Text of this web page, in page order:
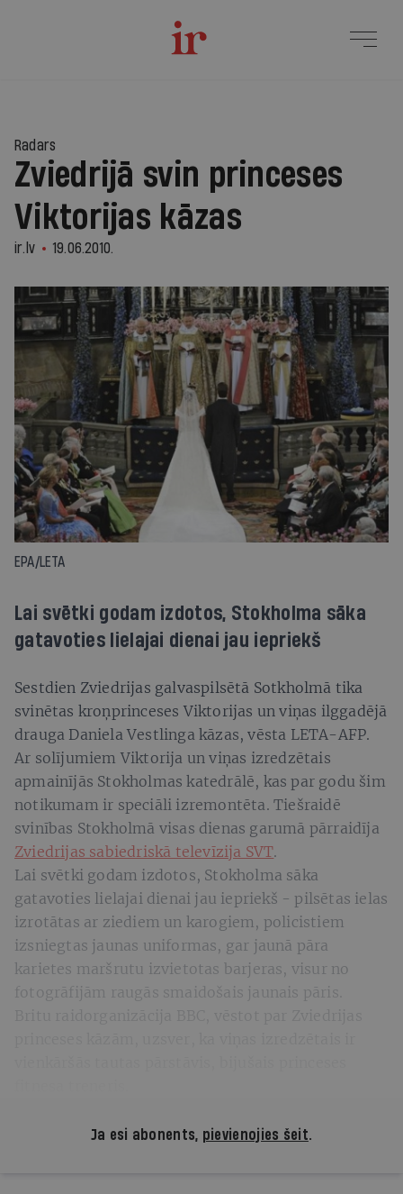
Radars
Zviedrijā svin princeses
Viktorijas kāzas
ir.lv 19.06.2010.
EPA/LETA
Lai svētki godam izdotos, Stokholma sāka
gatavoties lielajai dienai jau iepriekš
Sestdien Zviedrijas galvaspilsētā Sotkholmā tika
svinētas kroņprinceses Viktorijas un viņas ilggadējā
drauga Daniela Vestlinga kāzas, vēsta LETA-AFP.
Ar solījumiem Viktorija un viņas izredzētais
apmainījās Stokholmas katedrālē, kas par godu šim
notikumam ir speciāli izremontēta. Tiešraidē
svinības Stokholmā visas dienas garumā pārraidīja
Zviedrijas sabiedriskā televīzija SVT.
Lai svētki godam izdotos, Stokholma sāka
gatavoties lielajai dienai jau iepriekš - pilsētas ielas
izrotātas ar ziediem un karogiem, policistiem
izsniegtas jaunas uniformas, gar jaunā pāra
karietes maršrutu izvietotas barjeras, visur no
fotogrāfijām raugās smaidošais jaunais pāris.
Ja esi abonents, pievienojies šeit.